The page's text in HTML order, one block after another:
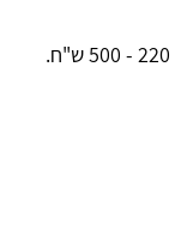
220 - 500 ש"ח.